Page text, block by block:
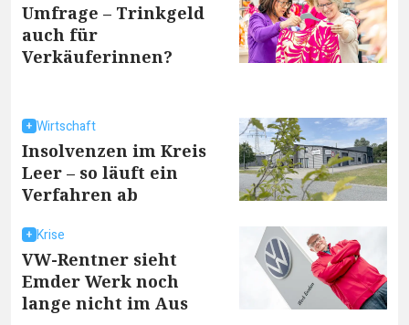
Umfrage – Trinkgeld
auch für
Verkäuferinnen?
Wirtschaft
Insolvenzen im Kreis
Leer – so läuft ein
Verfahren ab
Krise
VW-Rentner sieht
Emder Werk noch
lange nicht im Aus